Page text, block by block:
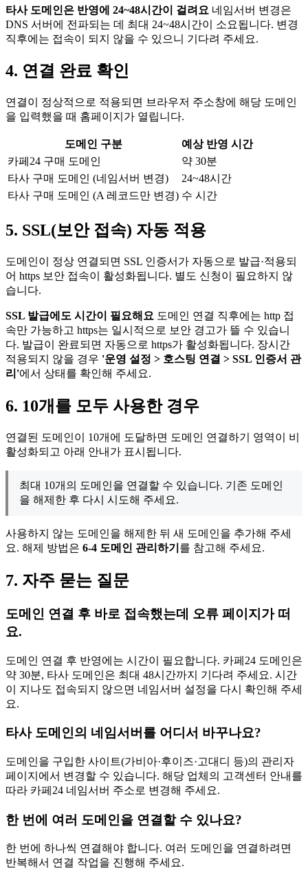
타사 도메인은 반영에 24~48시간이 걸려요 네임서버 변경은
DNS 서버에 전파되는 데 최대 24~48시간이 소요됩니다. 변경
직후에는 접속이 되지 않을 수 있으니 기다려 주세요.
4. 연결 완료 확인
연결이 정상적으로 적용되면 브라우저 주소창에 해당 도메인
을 입력했을 때 홈페이지가 열립니다.
도메인 구분
예상 반영 시간
카페24 구매 도메인
약 30분
타사 구매 도메인 (네임서버 변경)
24~48시간
타사 구매 도메인 (A 레코드만 변경) 수 시간
5. SSL(보안 접속) 자동 적용
도메인이 정상 연결되면 SSL 인증서가 자동으로 발급·적용되
어 https 보안 접속이 활성화됩니다. 별도 신청이 필요하지 않
습니다.
SSL 발급에도 시간이 필요해요 도메인 연결 직후에는 http 접
속만 가능하고 https는 일시적으로 보안 경고가 뜰 수 있습니
다. 발급이 완료되면 자동으로 https가 활성화됩니다. 장시간
적용되지 않을 경우 '운영 설정 > 호스팅 연결 > SSL 인증서 관
리'에서 상태를 확인해 주세요.
6. 10개를 모두 사용한 경우
연결된 도메인이 10개에 도달하면 도메인 연결하기 영역이 비
활성화되고 아래 안내가 표시됩니다.
최대 10개의 도메인을 연결할 수 있습니다. 기존 도메인
을 해제한 후 다시 시도해 주세요.
사용하지 않는 도메인을 해제한 뒤 새 도메인을 추가해 주세
요. 해제 방법은 6-4 도메인 관리하기 를 참고해 주세요.
7. 자주 묻는 질문
도메인 연결 후 바로 접속했는데 오류 페이지가 떠
요.
도메인 연결 후 반영에는 시간이 필요합니다. 카페24 도메인은
약 30분, 타사 도메인은 최대 48시간까지 기다려 주세요. 시간
이 지나도 접속되지 않으면 네임서버 설정을 다시 확인해 주세
요.
타사 도메인의 네임서버를 어디서 바꾸나요?
도메인을 구입한 사이트(가비아·후이즈·고대디 등)의 관리자
페이지에서 변경할 수 있습니다. 해당 업체의 고객센터 안내를
따라 카페24 네임서버 주소로 변경해 주세요.
한 번에 여러 도메인을 연결할 수 있나요?
한 번에 하나씩 연결해야 합니다. 여러 도메인을 연결하려면
반복해서 연결 작업을 진행해 주세요.